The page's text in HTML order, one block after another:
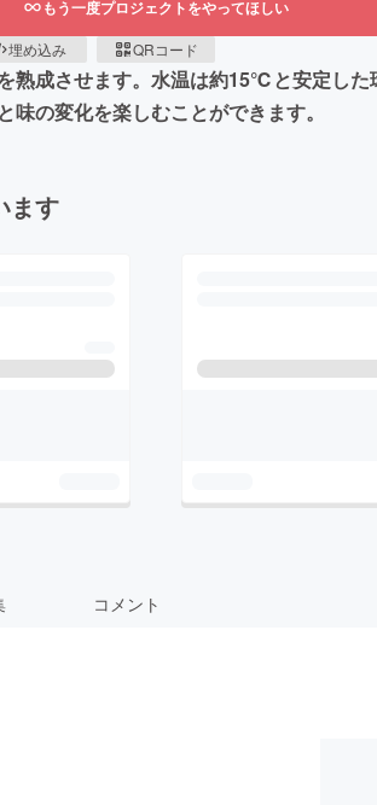
もう一度プロジェクトをやってほしい
埋め込み QRコード
熟成させます。水温は約15℃と安定し
の変化を楽しむことができます。
ます
コメント